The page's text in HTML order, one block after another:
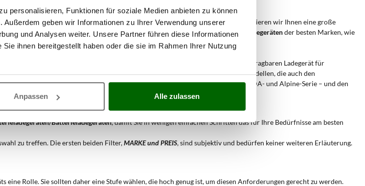
personalisieren, Funktionen für soziale Medien anbieten zu können
geben wir Informationen zu Ihrer Verwendung unserer
und Analysen weiter. Unsere Partner führen diese Informationen
ihnen bereitgestellt haben oder die sie im Rahmen Ihrer Nutzung
Anpassen Alle zulassen
In diesem Abschnitt präsentieren wir Ihnen eine große
Auswahl anAutobatterieladegerätender besten Marken, wie
Telwin, Deca und
Unser Angebot reicht vom tragbaren Ladegerät für
Hobbyzwecke bis hin zu Modellen, die auch den
meistverkauften Ladegeräten auf dem gesamten Markt – wie der Telwin NEVADA- und Alpine-Serie – und den
Batterieladegeräten, damit Sie in wenigen einfachen Schritten das für Ihre Bedürfnisse am besten
zu treffen. Die ersten beiden Filter,MARKE und PREIS, sind subjektiv und bedürfen keiner weiteren Erläuterung.
Rolle. Sie sollten daher eine Stufe wählen, die hoch genug ist, um diesen Anforderungen gerecht zu werden.